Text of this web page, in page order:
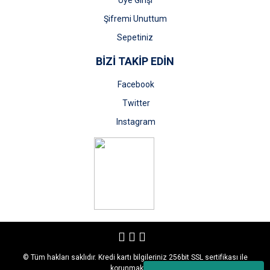
Şifremi Unuttum
Sepetiniz
BİZİ TAKİP EDİN
Facebook
Twitter
Instagram
© Tüm hakları saklıdır. Kredi kartı bilgileriniz 256bit SSL sertifikası ile
korunmaktadır.